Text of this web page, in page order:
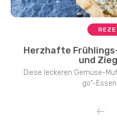
Herzhafte
und
Diese leckeren Gemüse-
go"-